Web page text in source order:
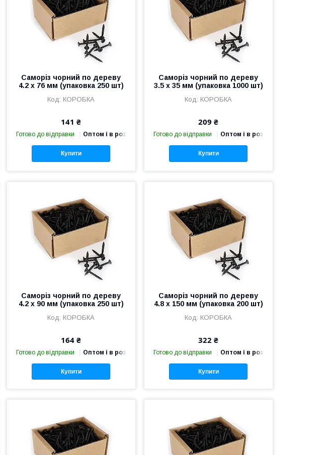
Саморіз чорний по дереву
4.2 х 76 мм (упаковка 250 шт)
КОРОБКА
141 ₴
Готово до відправки Оптом і в роздріб
Купити
Саморіз чорний по дереву
3.5 х 35 мм (упаковка 1000 шт)
КОРОБКА
209 ₴
Готово до відправки Оптом і в роздріб
Купити
Саморіз чорний по дереву
4.2 х 90 мм (упаковка 250 шт)
КОРОБКА
164 ₴
Готово до відправки Оптом і в роздріб
Купити
Саморіз чорний по дереву
4.8 х 150 мм (упаковка 200 шт)
КОРОБКА
322 ₴
Готово до відправки Оптом і в роздріб
Купити